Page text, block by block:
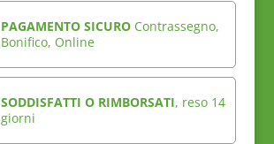
PAGAMENTO SICUROContrassegno,
Bonifico, Online
SODDISFATTI O RIMBORSATI, reso 14
giorni